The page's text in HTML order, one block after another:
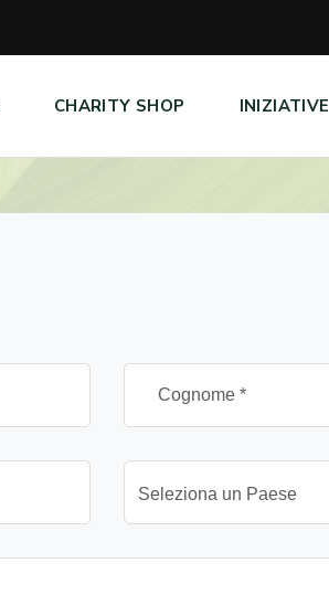
CHARITY SHOP INIZIATIVE
Seleziona un Paese